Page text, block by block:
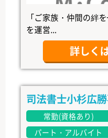
「ご家族・仲間の絆
を運営...
詳しく
司法書士小杉広
常勤(資格あり)
パート・アルバイト